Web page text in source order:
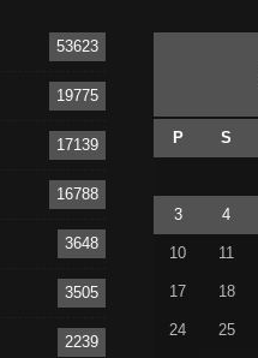
53623
19775
17139
16788
3648
3505
2239
P S
3 4
10 11
17 18
24 25